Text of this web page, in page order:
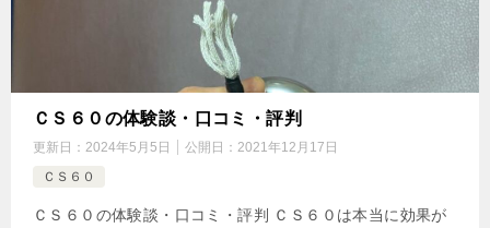
ＣＳ６０の体験談・口コミ・評判
更新日： 2024年5月5日 公開日： 2021年12月17日
ＣＳ６０
ＣＳ６０の体験談・口コミ・評判 ＣＳ６０は本当に効果が